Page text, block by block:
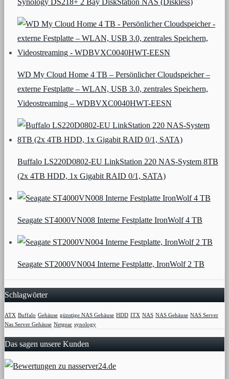
WD My Cloud Home 4 TB – Persönlicher Cloudspeicher –
externe Festplatte – WLAN, USB 3.0, zentrales Speichern,
Videostreaming – WDBVXC0040HWT-EESN
Buffalo LS220D0802-EU LinkStation 220 NAS-System 8TB
(2x 4TB HDD, 1x Gigabit RAID 0/1, SATA)
Seagate ST4000VN008 Interne Festplatte IronWolf 4 TB
Seagate ST2000VN004 Interne Festplatte, IronWolf 2 TB
Schlagwörter
ATX Buffalo Gehäuse günstige NAS Gehäuse HDD ITX NAS NAS Gehäuse NAS Server
Nas Server Gehäuse Netgear synology
Das sagen unsere Kunden